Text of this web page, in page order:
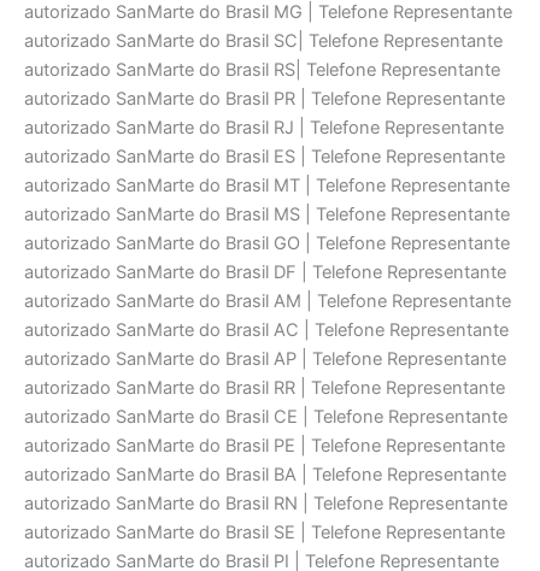
autorizado SanMarte do Brasil MG | Telefone Representante
autorizado SanMarte do Brasil SC| Telefone Representante
autorizado SanMarte do Brasil RS| Telefone Representante
autorizado SanMarte do Brasil PR | Telefone Representante
autorizado SanMarte do Brasil RJ | Telefone Representante
autorizado SanMarte do Brasil ES | Telefone Representante
autorizado SanMarte do Brasil MT | Telefone Representante
autorizado SanMarte do Brasil MS | Telefone Representante
autorizado SanMarte do Brasil GO | Telefone Representante
autorizado SanMarte do Brasil DF | Telefone Representante
autorizado SanMarte do Brasil AM | Telefone Representante
autorizado SanMarte do Brasil AC | Telefone Representante
autorizado SanMarte do Brasil AP | Telefone Representante
autorizado SanMarte do Brasil RR | Telefone Representante
autorizado SanMarte do Brasil CE | Telefone Representante
autorizado SanMarte do Brasil PE | Telefone Representante
autorizado SanMarte do Brasil BA | Telefone Representante
autorizado SanMarte do Brasil RN | Telefone Representante
autorizado SanMarte do Brasil SE | Telefone Representante
autorizado SanMarte do Brasil PI | Telefone Representante